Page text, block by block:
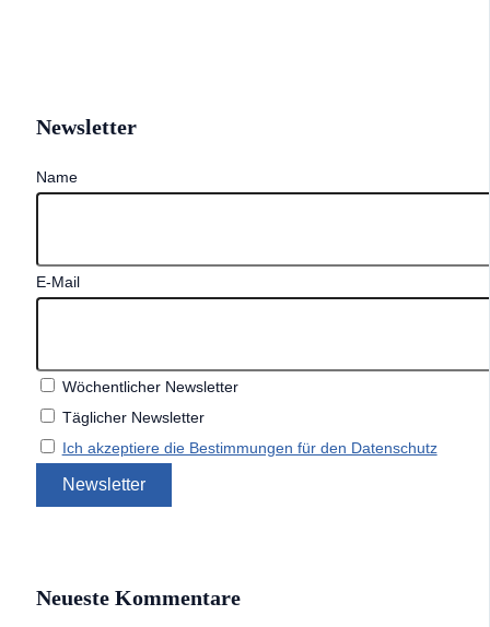
Newsletter
Name
E-Mail
Wöchentlicher Newsletter
Täglicher Newsletter
Ich akzeptiere die Bestimmungen für den Datenschutz
Neueste Kommentare